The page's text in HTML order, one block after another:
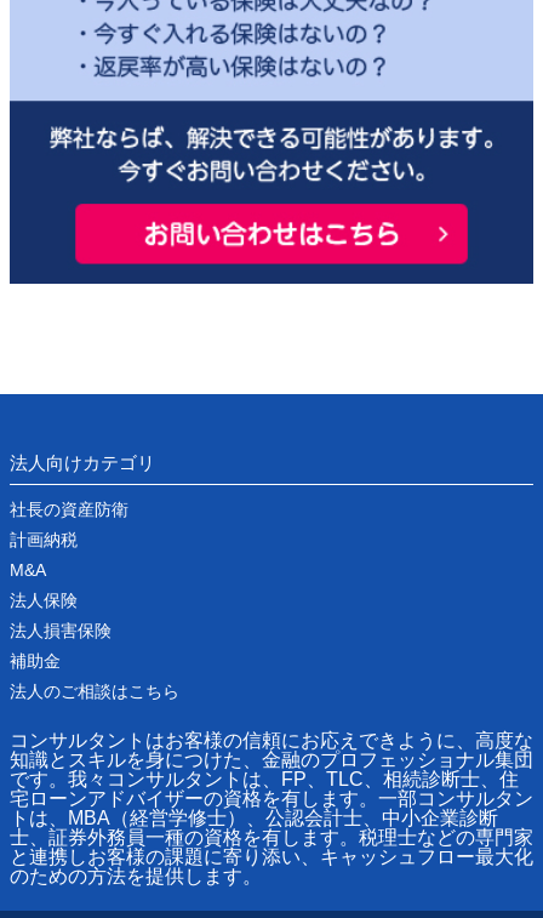
法人向けカテゴリ
社長の資産防衛
計画納税
M&A
法人保険
法人損害保険
補助金
法人のご相談はこちら
コンサルタントはお客様の信頼にお応えできように、高度な
知識とスキルを身につけた、金融のプロフェッショナル集団
です。我々コンサルタントは、FP、TLC、相続診断士、住
宅ローンアドバイザーの資格を有します。一部コンサルタン
トは、MBA（経営学修士）、公認会計士、中小企業診断
士、証券外務員一種の資格を有します。税理士などの専門家
と連携しお客様の課題に寄り添い、キャッシュフロー最大化
のための方法を提供します。